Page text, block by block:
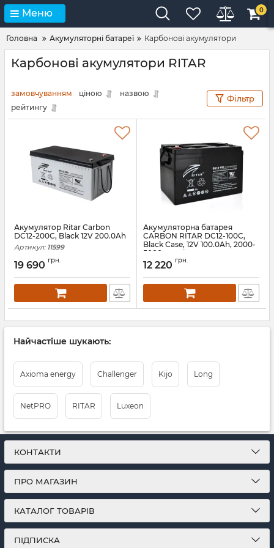
Меню 0
Головна Акумуляторні батареї Карбонові акумулятори
Карбонові акумулятори RITAR
замовчуванням ціною
назвою
рейтингу
Фільтр
Акумулятор Ritar Carbon
DC12-200C, Black 12V 200.0Ah
Артикул: 11599
19 690 грн.
Акумуляторна батарея
CARBON RITAR DC12-100C,
Black Case, 12V 100.0Ah, 2000-
5000 циклів
Артикул: 14544
12 220 грн.
Найчастіше шукають:
Axioma energy Challenger Kijo Long
NetPRO RITAR Luxeon
КОНТАКТИ
ПРО МАГАЗИН
КАТАЛОГ ТОВАРІВ
ПІДПИСКА